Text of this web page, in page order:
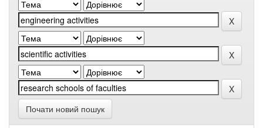
Почати новий пошук